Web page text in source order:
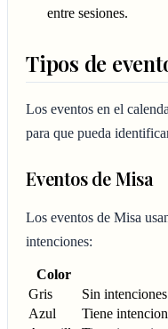
entre sesiones.
Tipos de
Los eventos en el
para que pueda
Eventos de Misa
Los eventos de Misa
intenciones:
Color
Gris
Sin
Azul
Tiene